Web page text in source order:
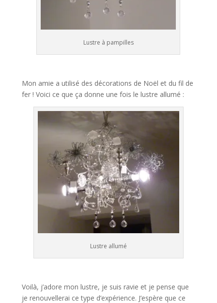
Lustre à pampilles
Mon amie a utilisé des décorations de Noël et du fil de
fer ! Voici ce que ça donne une fois le lustre allumé :
Lustre allumé
Voilà, j’adore mon lustre, je suis ravie et je pense que
je renouvellerai ce type d’expérience. J’espère que ce